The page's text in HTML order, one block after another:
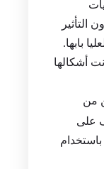
بابها.
أشكالها
من
على